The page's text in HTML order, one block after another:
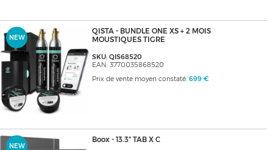
NEW
QISTA - BUNDLE ONE XS + 2 MOIS
MOUSTIQUES TIGRE
SKU: QIS68520
EAN: 3770035868520
Prix de vente moyen constaté: 699 €
NEW
Boox - 13.3" TAB X C